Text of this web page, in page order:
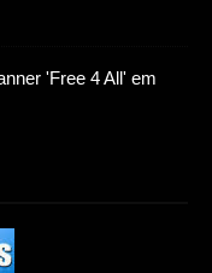
'Free 4 All' em